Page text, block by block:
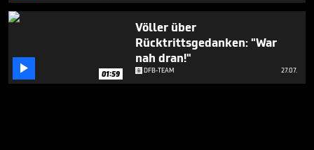
 01:59
Völler über
Rücktrittsgedanken: "War
nah dran!"
DFB-TEAM 27.07.